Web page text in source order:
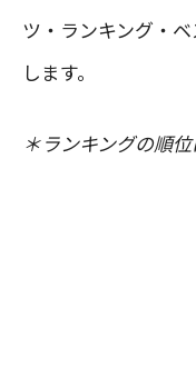
ツ・ランキング・
します。
＊ランキングの順